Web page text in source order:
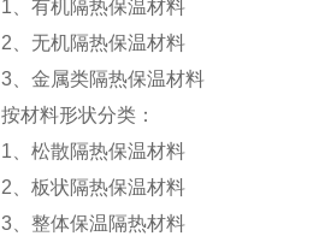
1、有机隔热保温材料
2、无机隔热保温材料
3、金属类隔热保温材料
按材料形状分类：
1、松散隔热保温材料
2、板状隔热保温材料
3、整体保温隔热材料